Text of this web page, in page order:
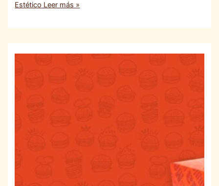
Estético Leer más »